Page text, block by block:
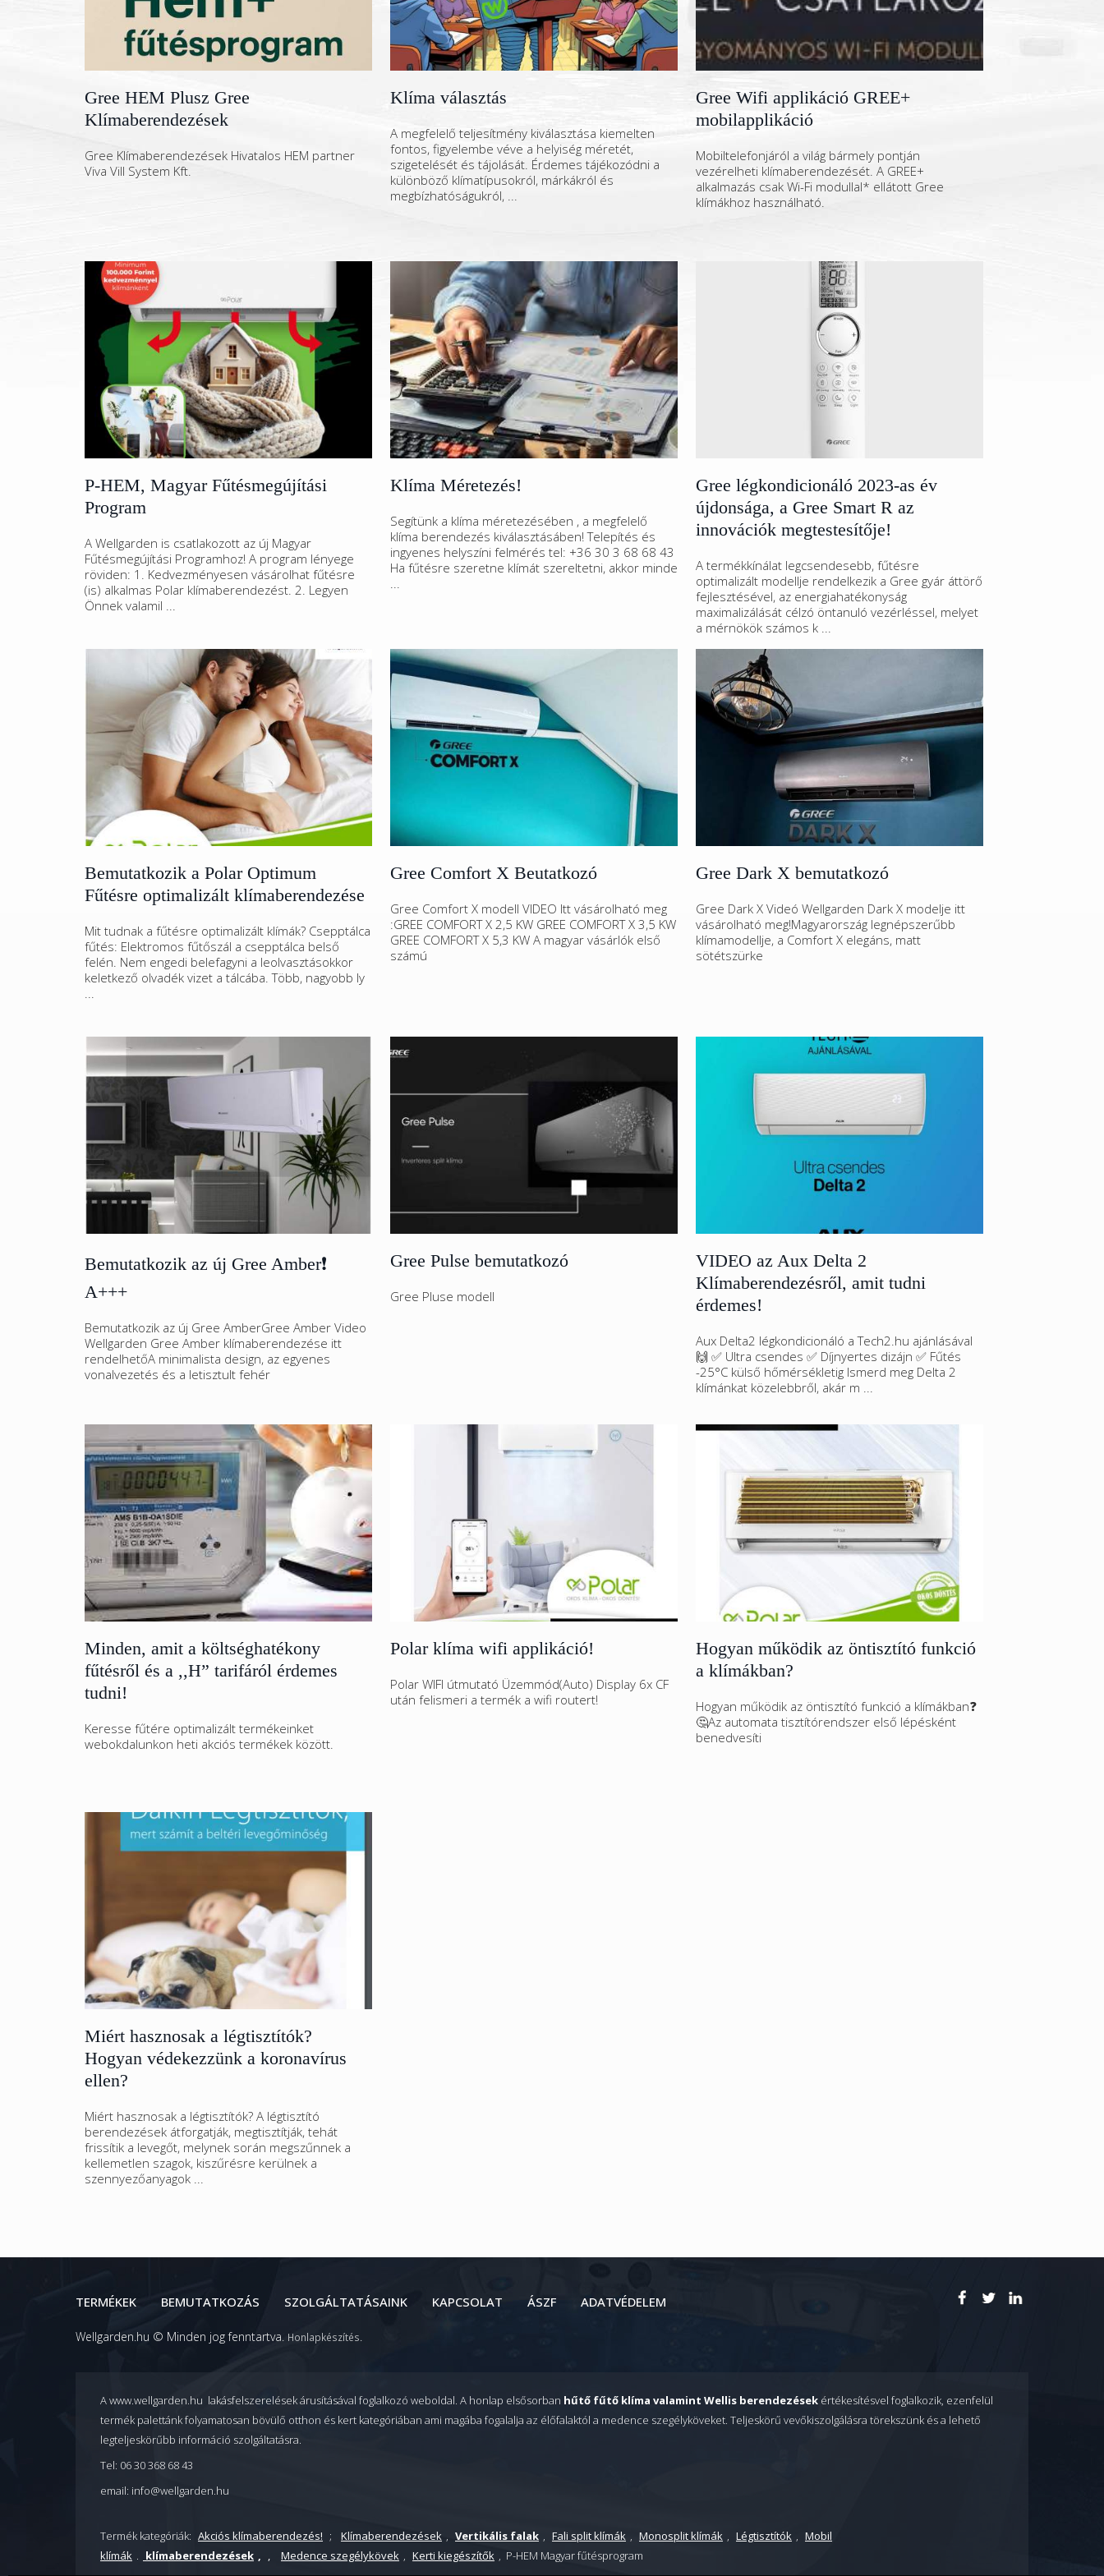
Gree HEM Plusz Gree
Klímaberendezések
Gree Klímaberendezések Hivatalos HEM partner
Viva Vill System Kft.
Klíma választás
A megfelelő teljesítmény kiválasztása kiemelten
fontos, figyelembe véve a helyiség méretét,
szigetelését és tájolását. Érdemes tájékozódni a
különböző klímatípusokról, márkákról és
megbízhatóságukról, ...
Gree Wifi applikáció GREE+
mobilapplikáció
Mobiltelefonjáról a világ bármely pontján
vezérelheti klímaberendezését. A GREE+
alkalmazás csak Wi-Fi modullal* ellátott Gree
klímákhoz használható.
P-HEM, Magyar Fűtésmegújítási
Program
A Wellgarden is csatlakozott az új Magyar
Fűtésmegújítási Programhoz! A program lényege
röviden: 1. Kedvezményesen vásárolhat fűtésre
(is) alkalmas Polar klímaberendezést. 2. Legyen
Önnek valamil ...
Klíma Méretezés!
Segítünk a klíma méretezésében , a megfelelő
klíma berendezés kiválasztásáben! Telepítés és
ingyenes helyszíni felmérés tel: +36 30 3 68 68 43
Ha fűtésre szeretne klímát szereltetni, akkor minde
...
Gree légkondicionáló 2023-as év
újdonsága, a Gree Smart R az
innovációk megtestesítője!
A termékkínálat legcsendesebb, fűtésre
optimalizált modellje rendelkezik a Gree gyár áttörő
fejlesztésével, az energiahatékonyság
maximalizálását célzó öntanuló vezérléssel, melyet
a mérnökök számos k ...
Bemutatkozik a Polar Optimum
Fűtésre optimalizált klímaberendezése
Mit tudnak a fűtésre optimalizált klímák? Csepptálca
fűtés: Elektromos fűtőszál a csepptálca belső
felén. Nem engedi belefagyni a leolvasztásokkor
keletkező olvadék vizet a tálcába. Több, nagyobb ly
...
Gree Comfort X Beutatkozó
Gree Comfort X modell VIDEO Itt vásárolható meg
:GREE COMFORT X 2,5 KW GREE COMFORT X 3,5 KW
GREE COMFORT X 5,3 KW A magyar vásárlók első
számú
Gree Dark X bemutatkozó
Gree Dark X Videó Wellgarden Dark X modelje itt
vásárolható meg!Magyarország legnépszerűbb
klímamodellje, a Comfort X elegáns, matt
sötétszürke
Bemutatkozik az új Gree Amber❗
A+++
Bemutatkozik az új Gree AmberGree Amber Video
Wellgarden Gree Amber klímaberendezése itt
rendelhetőA minimalista design, az egyenes
vonalvezetés és a letisztult fehér
Gree Pulse bemutatkozó
Gree Pluse modell
VIDEO az Aux Delta 2
Klímaberendezésről, amit tudni
érdemes!
Aux Delta2 légkondicionáló a Tech2.hu ajánlásával
🙌 ✅ Ultra csendes ✅ Díjnyertes dizájn ✅ Fűtés
-25°C külső hőmérsékletig Ismerd meg Delta 2
klímánkat közelebbről, akár m ...
Minden, amit a költséghatékony
fűtésről és a ,,H” tarifáról érdemes
tudni!
Keresse fűtére optimalizált termékeinket
webokdalunkon heti akciós termékek között.
Polar klíma wifi applikáció!
Polar WIFI útmutató Üzemmód(Auto) Display 6x CF
után felismeri a termék a wifi routert!
Hogyan működik az öntisztító funkció
a klímákban?
Hogyan működik az öntisztító funkció a klímákban❓
🤔Az automata tisztítórendszer első lépésként
benedvesíti
Miért hasznosak a légtisztítók?
Hogyan védekezzünk a koronavírus
ellen?
Miért hasznosak a légtisztítók? A légtisztító
berendezések átforgatják, megtisztítják, tehát
frissítik a levegőt, melynek során megszűnnek a
kellemetlen szagok, kiszűrésre kerülnek a
szennyezőanyagok ...
TERMÉKEK BEMUTATKOZÁS SZOLGÁLTATÁSAINK KAPCSOLAT ÁSZF ADATVÉDELEM
Wellgarden.hu © Minden jog fenntartva. Honlapkészítés.
A www.wellgarden.hu lakásfelszerelések árusításával foglalkozó weboldal. A honlap elsősorban hűtő fűtő klíma valamint Wellis berendezések értékesítésvel foglalkozik, ezenfelül
termék palettánk folyamatosan bövülő otthon és kert kategóriában ami magába fogalalja az élőfalaktól a medence szegélyköveket. Teljeskörű vevőkiszolgálásra törekszünk és a lehető
legteljeskörűbb információ szolgáltatásra.
Tel: 06 30 368 68 43
email: info@wellgarden.hu
Termék kategóriák: Akciós klímaberendezés! ; Klímaberendezések , Vertikális falak , Fali split klímák , Monosplit klímák , Légtisztítók , Mobil
klímák . klímaberendezések , , Medence szegélykövek , Kerti kiegészítők , P-HEM Magyar fűtésprogram